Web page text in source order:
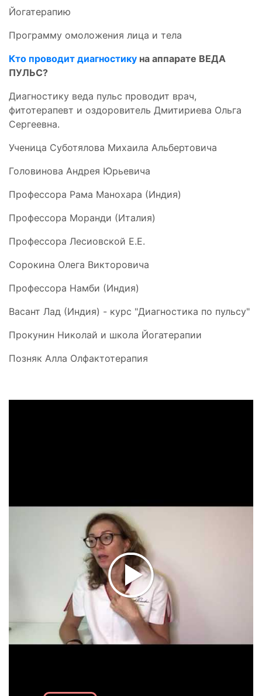
Йогатерапию
Программу омоложения лица и тела
Кто проводит диагностику на аппарате ВЕДА
ПУЛЬС?
Диагностику веда пульс проводит врач,
фитотерапевт и оздоровитель Дмитириева Ольга
Сергеевна.
Ученица Суботялова Михаила Альбертовича
Головинова Андрея Юрьевича
Профессора Рама Манохара (Индия)
Профессора Моранди (Италия)
Профессора Лесиовской Е.Е.
Сорокина Олега Викторовича
Профессора Намби (Индия)
Васант Лад (Индия) - курс "Диагностика по пульсу"
Прокунин Николай и школа Йогатерапии
Позняк Алла Олфактотерапия